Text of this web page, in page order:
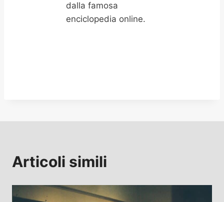
dalla famosa
enciclopedia online.
Articoli simili